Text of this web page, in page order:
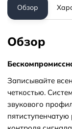
Обзор
Обзор
Записывайте
четкостью.
звукового